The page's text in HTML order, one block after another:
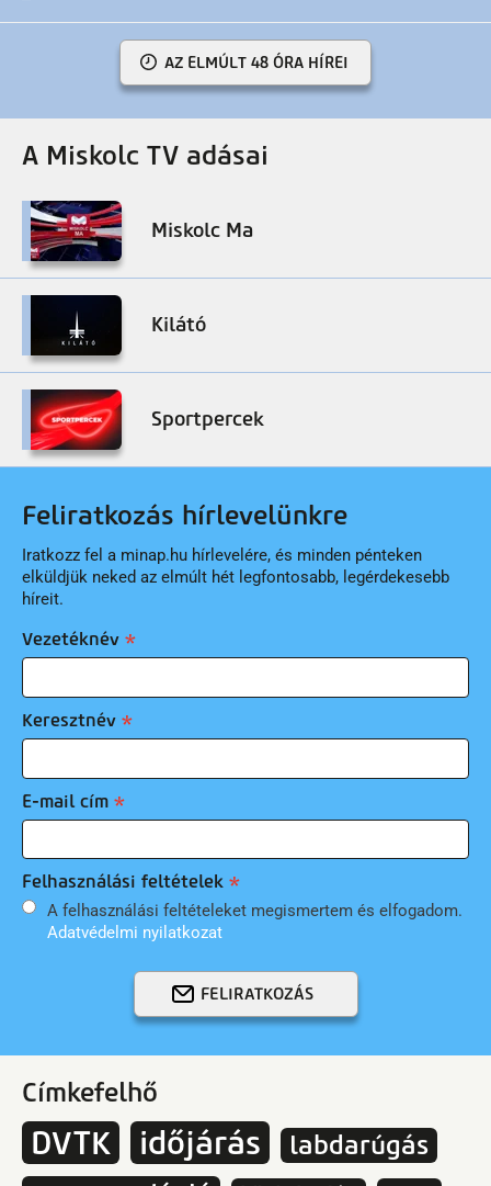
AZ ELMÚLT 48 ÓRA HÍREI
A Miskolc TV adásai
Miskolc Ma
Kilátó
Sportpercek
Feliratkozás hírlevelünkre
Iratkozz fel a minap.hu hírlevelére, és minden pénteken
elküldjük neked az elmúlt hét legfontosabb, legérdekesebb
híreit.
Vezetéknév
Keresztnév
E-mail cím
Felhasználási feltételek
A felhasználási feltételeket megismertem és elfogadom.
Adatvédelmi nyilatkozat
FELIRATKOZÁS
Címkefelhő
DVTK időjárás
labdarúgás